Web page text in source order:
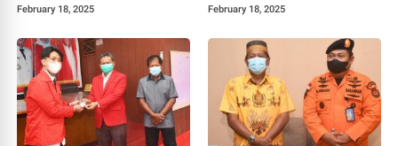
Pencapaian 100 % Target KK
BKKBN Pusat
February 18, 2025
Mendapat Apresiasi Dari Hj.
February 18, 2025